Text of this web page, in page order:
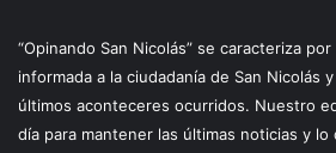
“Opinando San Nicolás” se caracteriza
informada a la ciudadanía de San Nicolás
últimos aconteceres ocurridos. Nuestro
día para mantener las últimas noticias y lo